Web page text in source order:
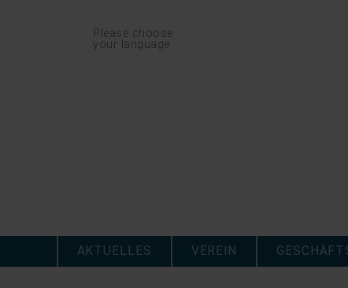
Navigation
überspringenPlease choose
your language
überspringen
AKTUELLES VEREIN